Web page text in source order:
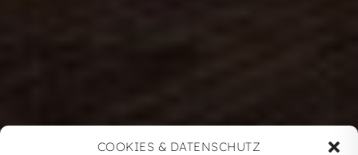
COOKIES & DATENSCHUTZ